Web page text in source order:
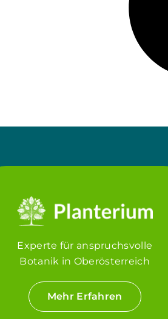
Experte für anspruchsvolle
Botanik in Oberösterreich
Mehr Erfahren